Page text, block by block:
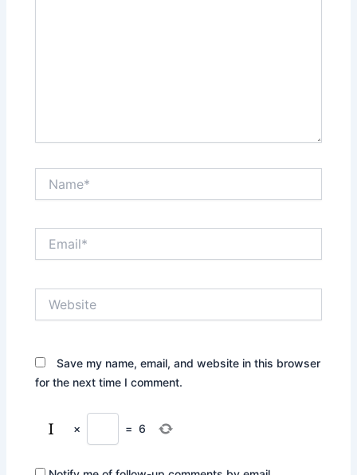
Save my name, email, and website in this browser
for the next time I comment.
× = 6